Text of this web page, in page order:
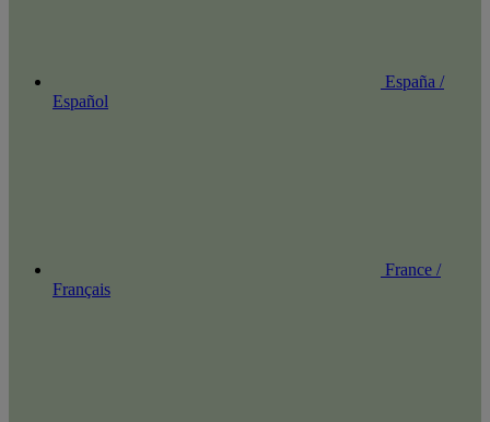
España /
Español
France /
Français